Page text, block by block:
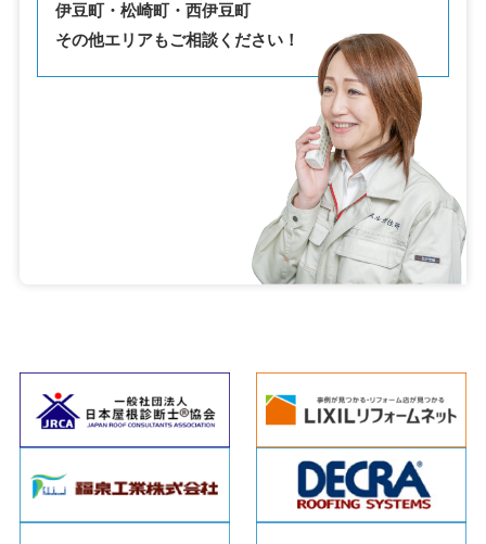
伊豆町・松崎町・西伊豆町
その他エリアもご相談ください！